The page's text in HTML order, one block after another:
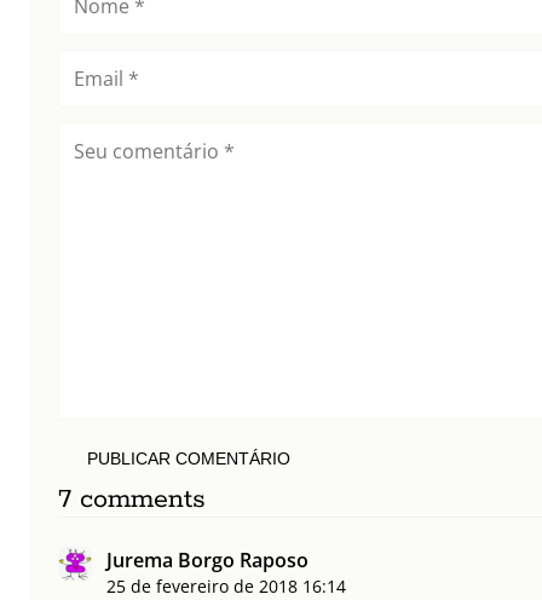
PUBLICAR COMENTÁRIO
7 comments
Jurema Borgo Raposo
25 de fevereiro de 2018 16:14